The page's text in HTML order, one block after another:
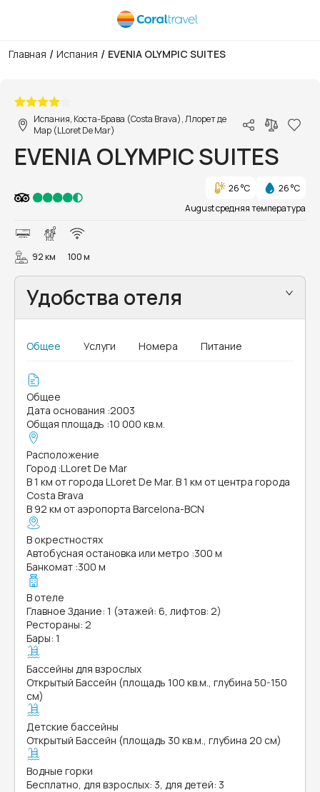
Главная / Испания / EVENIA OLYMPIC SUITES
Испания, Коста-Брава (Costa Brava), Ллорет де
Мар (LLoret De Mar)
EVENIA OLYMPIC SUITES
26 °C
26 °C
August средняя температура
92 км 100 м
Удобства отеля
Общее Услуги Номера Питание
Общее
Дата основания :2003
Общая площадь :10 000 кв.м.
Расположение
Город :LLoret De Mar
В 1 км от города LLoret De Mar. В 1 км от центра города
Costa Brava
В 92 км от аэропорта Barcelona-BCN
В окрестностях
Автобусная остановка или метро :300 м
Банкомат :300 м
В отеле
Главное Здание: 1 (этажей: 6, лифтов: 2)
Рестораны: 2
Бары: 1
Бассейны для взрослых
Открытый Бассейн (площадь 100 кв.м., глубина 50-150
см)
Детские бассейны
Открытый Бассейн (площадь 30 кв.м., глубина 20 см)
Водные горки
Бесплатно, для взрослых: 3, для детей: 3